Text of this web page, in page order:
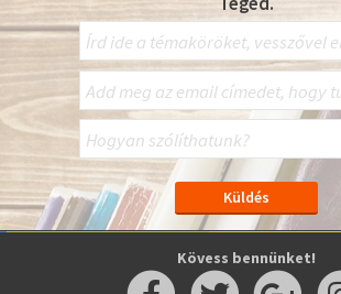
Kövess bennünket!